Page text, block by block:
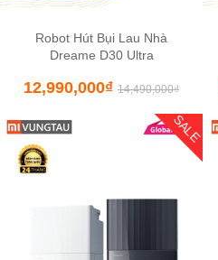
Robot Hút Bụi Lau Nhà
Dreame D30 Ultra
12,990,000₫ 14,490,000₫
SALE